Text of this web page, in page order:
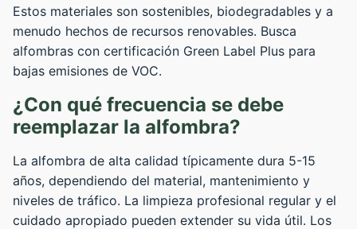
Estos materiales son sostenibles, biodegradables y a
menudo hechos de recursos renovables. Busca
alfombras con certificación Green Label Plus para
bajas emisiones de VOC.
¿Con qué frecuencia se debe
reemplazar la alfombra?
La alfombra de alta calidad típicamente dura 5-15
años, dependiendo del material, mantenimiento y
niveles de tráfico. La limpieza profesional regular y el
cuidado apropiado pueden extender su vida útil. Los